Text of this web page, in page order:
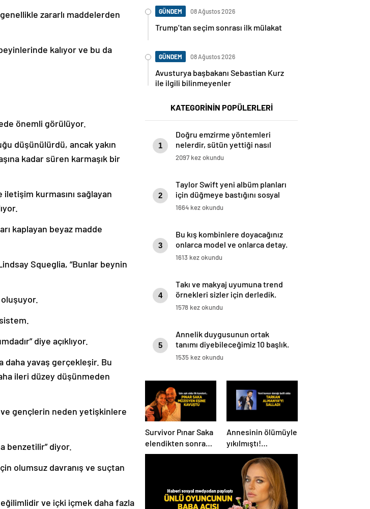
zararlı maddelerden
kalıyor ve bu da
önemli görülüyor.
düşünülürdü, ancak yakın
kadar süren karmaşık bir
kurmasını sağlayan
kaplayan beyaz madde
Squeglia, “Bunlar beynin
diye açıklıyor.
daha yavaş gerçekleşir. Bu
ileri düzey düşünmeden
gençlerin neden yetişkinlere
benzetilir” diyor.
olumsuz davranış ve suçtan
ve içki içmek daha fazla
GÜNDEM 08 Ağustos 2026
Trump’tan seçim sonrası ilk mülakat
GÜNDEM 08 Ağustos 2026
Avusturya başbakanı Sebastian Kurz
ile ilgili bilinmeyenler
KATEGORİNİN POPÜLERLERİ
1
Doğru emzirme yöntemleri
nelerdir, sütün yettiği nasıl
anlaşılır?
2097 kez okundu
2
Taylor Swift yeni albüm planları
için düğmeye bastığını sosyal
medyadan duyurdu!
1664 kez okundu
3
Bu kış kombinlere doyacağınız
onlarca model ve onlarca detay.
1613 kez okundu
4
Takı ve makyaj uyumuna trend
örnekleri sizler için derledik.
1578 kez okundu
5
Annelik duygusunun ortak
tanımı diyebileceğimiz 10 başlık.
1535 kez okundu
Survivor Pınar Saka
elendikten sonra
eşine kavuştu! Aşk
paylaştı
Annesinin ölümüyle
yıkılmıştı!
Tarkan’dan konser
paylaşımı